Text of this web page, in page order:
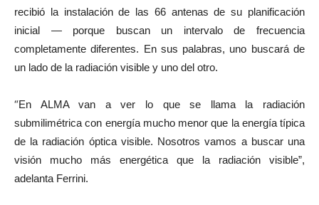
recibió la instalación de las 66 antenas de su planificación
inicial — porque buscan un intervalo de frecuencia
completamente diferentes. En sus palabras, uno buscará de
un lado de la radiación visible y uno del otro.
“En ALMA van a ver lo que se llama la radiación
submilimétrica con energía mucho menor que la energía típica
de la radiación óptica visible. Nosotros vamos a buscar una
visión mucho más energética que la radiación visible”,
adelanta Ferrini.